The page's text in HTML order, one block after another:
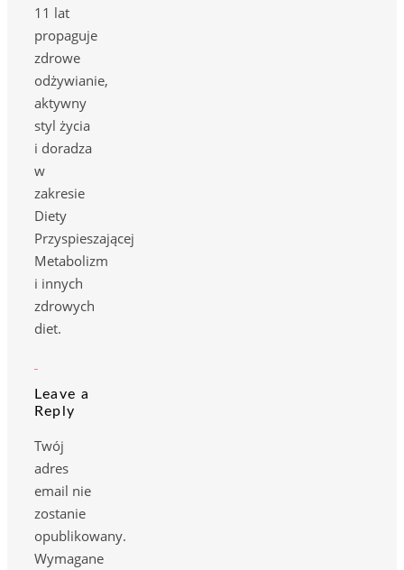
11 lat
propaguje
zdrowe
odżywianie,
aktywny
styl życia
i doradza
w
zakresie
Diety
Przyspieszającej
Metabolizm
i innych
zdrowych
diet.
Leave a
Reply
Twój
adres
email nie
zostanie
opublikowany.
Wymagane